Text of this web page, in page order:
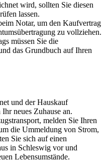
wird, sollten Sie diesen
lassen.
Notar, um den Kaufvertrag
zu vollziehen.
müssen Sie die
das Grundbuch auf Ihren
und der Hauskauf
neues Zuhause an.
melden Sie Ihren
die Ummeldung von Strom,
Sie sich auf einen
in Schleswig vor und
Lebensumstände.